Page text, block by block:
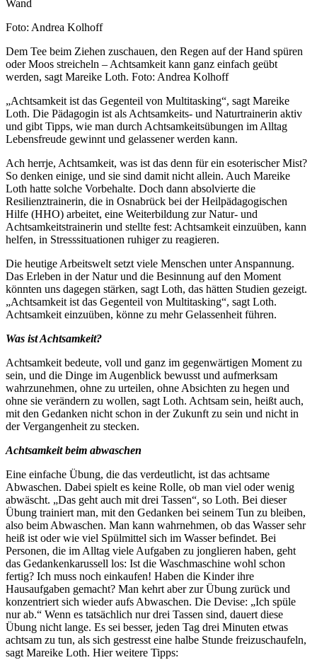
Nachweis
Foto: Andrea Kolhoff
Caption
Dem Tee beim Ziehen zuschauen, den Regen auf der Hand spüren
oder Moos streicheln – Achtsamkeit kann ganz einfach geübt
werden, sagt Mareike Loth. Foto: Andrea Kolhoff
„Achtsamkeit ist das Gegenteil von Multitasking“, sagt Mareike
Loth. Die Pädagogin ist als Achtsamkeits- und Naturtrainerin aktiv
und gibt Tipps, wie man durch Achtsamkeitsübungen im Alltag
Lebensfreude gewinnt und gelassener werden kann.
Ach herrje, Achtsamkeit, was ist das denn für ein esoterischer Mist?
So denken einige, und sie sind damit nicht allein. Auch Mareike
Loth hatte solche Vorbehalte. Doch dann absolvierte die
Resilienztrainerin, die in Osnabrück bei der Heilpädagogischen
Hilfe (HHO) arbeitet, eine Weiterbildung zur Natur- und
Achtsamkeitstrainerin und stellte fest: Achtsamkeit einzuüben, kann
helfen, in Stresssituationen ruhiger zu reagieren.
Die heutige Arbeitswelt setzt viele Menschen unter Anspannung.
Das Erleben in der Natur und die Besinnung auf den Moment
könnten uns dagegen stärken, sagt Loth, das hätten Studien gezeigt.
„Achtsamkeit ist das Gegenteil von Multitasking“, sagt Loth.
Achtsamkeit einzuüben, könne zu mehr Gelassenheit führen.
Was ist Achtsamkeit?
Achtsamkeit bedeute, voll und ganz im gegenwärtigen Moment zu
sein, und die Dinge im Augenblick bewusst und aufmerksam
wahrzunehmen, ohne zu urteilen, ohne Absichten zu hegen und
ohne sie verändern zu wollen, sagt Loth. Achtsam sein, heißt auch,
mit den Gedanken nicht schon in der Zukunft zu sein und nicht in
der Vergangenheit zu stecken.
Achtsamkeit beim abwaschen
Eine einfache Übung, die das verdeutlicht, ist das achtsame
Abwaschen. Dabei spielt es keine Rolle, ob man viel oder wenig
abwäscht. „Das geht auch mit drei Tassen“, so Loth. Bei dieser
Übung trainiert man, mit den Gedanken bei seinem Tun zu bleiben,
also beim Abwaschen. Man kann wahrnehmen, ob das Wasser sehr
heiß ist oder wie viel Spülmittel sich im Wasser befindet. Bei
Personen, die im Alltag viele Aufgaben zu jonglieren haben, geht
das Gedankenkarussell los: Ist die Waschmaschine wohl schon
fertig? Ich muss noch einkaufen! Haben die Kinder ihre
Hausaufgaben gemacht? Man kehrt aber zur Übung zurück und
konzentriert sich wieder aufs Abwaschen. Die Devise: „Ich spüle
nur ab.“ Wenn es tatsächlich nur drei Tassen sind, dauert diese
Übung nicht lange. Es sei besser, jeden Tag drei Minuten etwas
achtsam zu tun, als sich gestresst eine halbe Stunde freizuschaufeln,
sagt Mareike Loth. Hier weitere Tipps: